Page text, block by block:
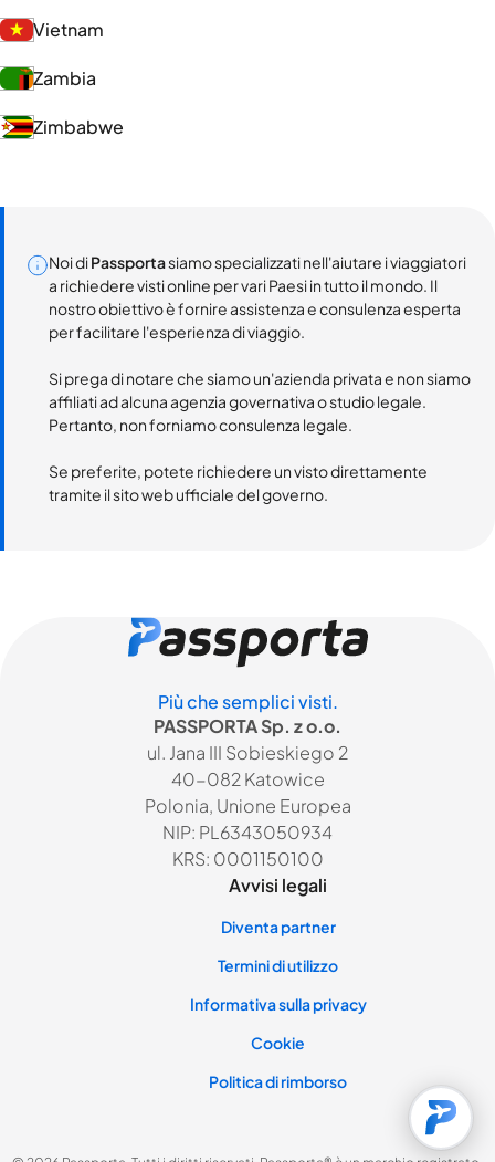
Vietnam
Zambia
Zimbabwe
Noi diPassportasiamo specializzati nell'aiutare i viaggiatori
a richiedere visti online per vari Paesi in tutto il mondo. Il
nostro obiettivo è fornire assistenza e consulenza esperta
per facilitare l'esperienza di viaggio.
Si prega di notare che siamo un'azienda privata e non siamo
affiliati ad alcuna agenzia governativa o studio legale.
Pertanto, non forniamo consulenza legale.
Se preferite, potete richiedere un visto direttamente
tramite il sito web ufficiale del governo.
Più che semplici visti.
PASSPORTA Sp. z o.o.
ul. Jana III Sobieskiego 2
40-082 Katowice
Polonia, Unione Europea
NIP: PL6343050934
KRS: 0001150100
Avvisi legali
Diventa partner
Termini di utilizzo
Informativa sulla privacy
Cookie
Politica di rimborso